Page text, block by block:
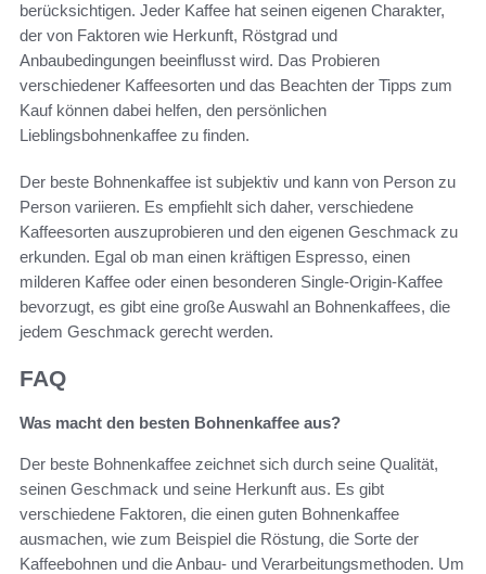
berücksichtigen. Jeder Kaffee hat seinen eigenen Charakter,
der von Faktoren wie Herkunft, Röstgrad und
Anbaubedingungen beeinflusst wird. Das Probieren
verschiedener Kaffeesorten und das Beachten der Tipps zum
Kauf können dabei helfen, den persönlichen
Lieblingsbohnenkaffee zu finden.
Der beste Bohnenkaffee ist subjektiv und kann von Person zu
Person variieren. Es empfiehlt sich daher, verschiedene
Kaffeesorten auszuprobieren und den eigenen Geschmack zu
erkunden. Egal ob man einen kräftigen Espresso, einen
milderen Kaffee oder einen besonderen Single-Origin-Kaffee
bevorzugt, es gibt eine große Auswahl an Bohnenkaffees, die
jedem Geschmack gerecht werden.
FAQ
Was macht den besten Bohnenkaffee aus?
Der beste Bohnenkaffee zeichnet sich durch seine Qualität,
seinen Geschmack und seine Herkunft aus. Es gibt
verschiedene Faktoren, die einen guten Bohnenkaffee
ausmachen, wie zum Beispiel die Röstung, die Sorte der
Kaffeebohnen und die Anbau- und Verarbeitungsmethoden. Um